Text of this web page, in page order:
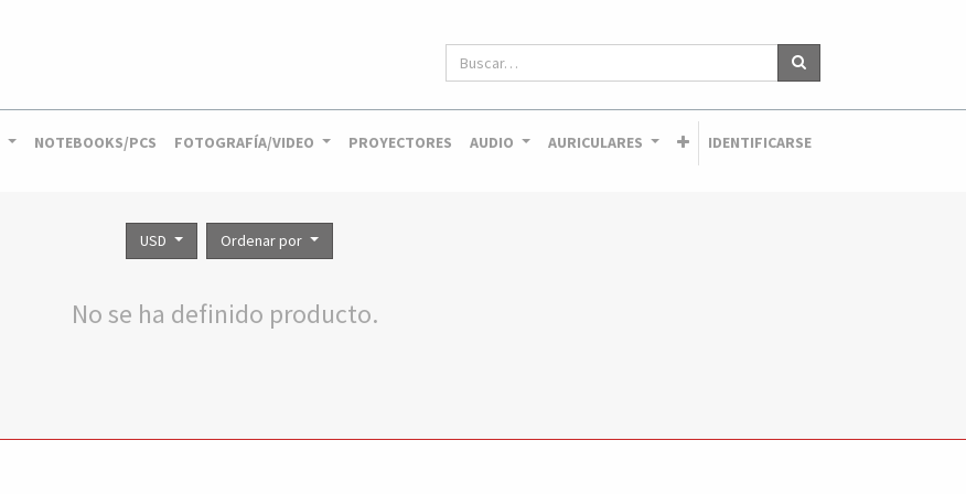
NOTEBOOKS/PCS FOTOGRAFÍA/VIDEO PROYECTORES AUDIO AURICULARES IDENTIFICARSE
USD Ordenar por
No se ha definido producto.